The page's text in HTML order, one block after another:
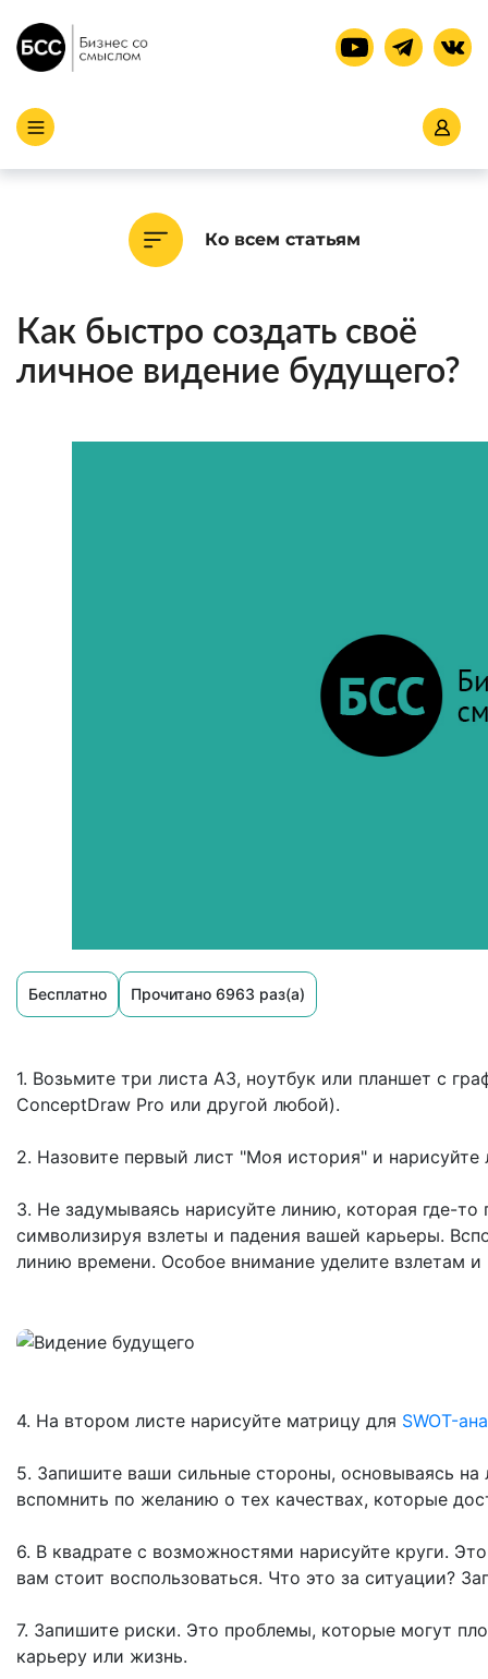
Ко всем статьям
Как быстро создать своё
личное видение будущего?
Бесплатно Прочитано 6963 раз(а)
1. Возьмите три листа А3, ноутбук или планшет с
ConceptDraw Pro или другой любой).
2. Назовите первый лист "Моя история" и
3. Не задумываясь нарисуйте линию, которая где-то
символизируя взлеты и падения вашей карьеры.
линию времени. Особое внимание уделите взлетам
4. На втором листе нарисуйте матрицу для SWOT-
5. Запишите ваши сильные стороны, основываясь
вспомнить по желанию о тех качествах, которые
6. В квадрате с возможностями нарисуйте круги.
вам стоит воспользоваться. Что это за ситуации?
7. Запишите риски. Это проблемы, которые могут
карьеру или жизнь.